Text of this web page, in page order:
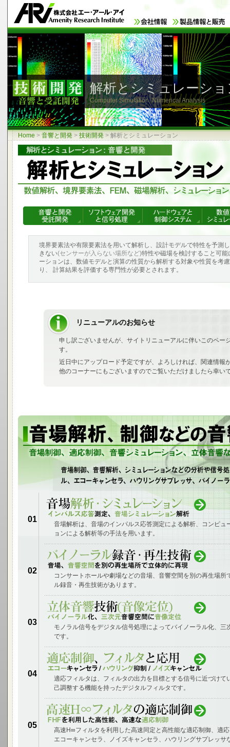
解析とシミュレーショ
Computer Simulation, Numerical Analysis
Home > 音響と開発 > 技術開発 > 解析とシミュレーション
境界要素法や有限要素法を用いて解析し、設計モデルで特性を予測
きない(センサーが入らない場所など)特性や磁場を検討すること可
ーションは、数値モデルと演算の性質から解析する対象や性質を考
り、 計算結果を評価する専門性が必要とされます。
リニューアルのお知らせ
申し訳ございませんが、サイトリニューアルに伴いこのペー
す。
近日中にアップロード予定ですが、よろしければ、関連情報
他のコーナーにもございますのでご覧いただけましたら幸い
音場制御、音響解析、シミュレーションなどの分析や信号処理、 ノイズキ
リングサプレッサ、バイノーラルなどの音響技術
01
音場解析は、音場のインパルス応答測定による解析、コンピュ
ョンによる解析等の手法を用います。
02
コンサートホールや劇場などの音場、音響空間を別の再生場所
ル録音・再生技術があります。
03
モノラル信号をデジタル信号処理によってバイノーラル化、三
です。
04
適応フィルタは、フィルタの出力を目標とする信号に近づけて
己調整する機能を持ったデジタルフィルタです。
05
高速H∞フィルタを利用した高速同定と高性能な適応制御、適
エコーキャンセラ、ノイズキャンセラ、ハウリングサプレッサ